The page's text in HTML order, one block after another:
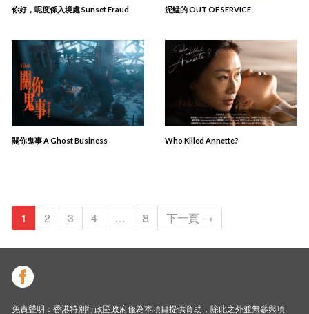
你好，呢度係入境處 Sunset Fraud 泥鯭的 OUT OF SERVICE
關你⿁事 A Ghost Business Who Killed Annette?
1 2 3 4 … 8 下一頁 →
免責聲明：香港特別行政區政府僅為本項目提供資助，除此之外並無參與項